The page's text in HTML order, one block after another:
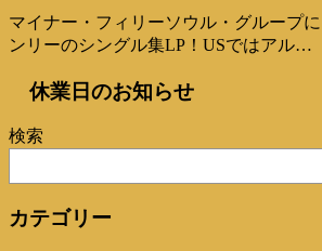
マイナー・フィリーソウル・グループ
ンリーのシングル集LP！USではアル…
休業日のお知らせ
検索
カテゴリー